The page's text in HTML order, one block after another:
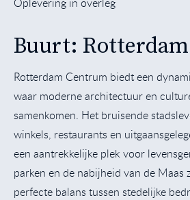
Buurt:
Rotterdam Centrum biedt een
waar moderne architectuur en
samenkomen. Het bruisende
winkels, restaurants en
een aantrekkelijke plek voor
parken en de nabijheid van de Maas
perfecte balans tussen stedelijke